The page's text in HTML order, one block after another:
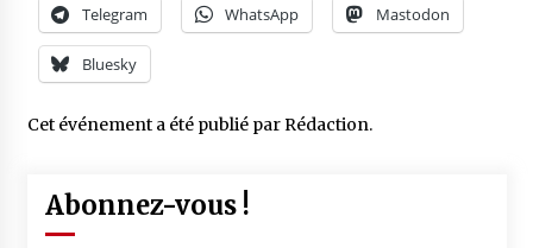
Telegram WhatsApp Mastodon
Bluesky
Cet événement a été publié parRédaction.
Abonnez-vous !